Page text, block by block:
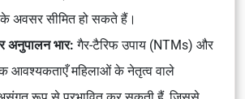
अवसर सीमित हो सकते हैं।
अनुपालन भार: गैर-टैरिफ उपाय (NTMs) और
आवश्यकताएँ महिलाओं के नेतृत्व वाले